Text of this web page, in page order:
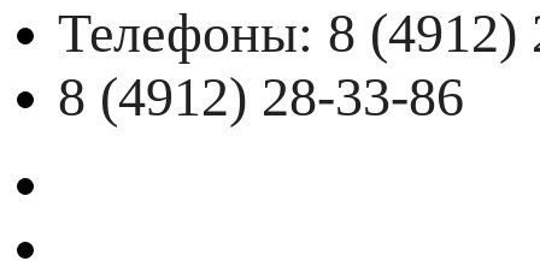
Телефоны: 8 (4912)
8 (4912) 28-33-86